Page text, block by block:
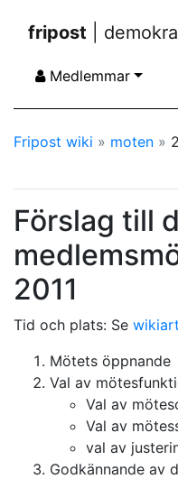
fripost |
Medlemmar
Fripost wiki » moten »
Förslag till
2011
Tid och plats: Se
Mötets öppnande
Val av
Val av
Val av
val av
Godkännande av